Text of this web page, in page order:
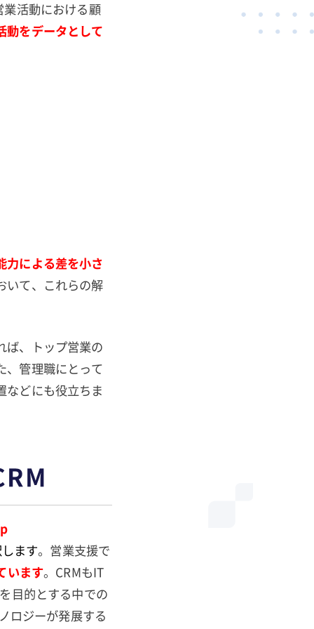
活動における顧
動をデータとして
力による差を小さ
いて、これらの解
ば、トップ営業の
、管理職にとって
などにも役立ちま
ます。営業支援で
います。CRMもIT
目的とする中での
ロジーが発展する